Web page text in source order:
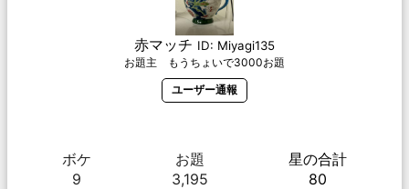
赤マッチ ID: Miyagi135
お題主 もうちょいで3000お題
ユーザー通報
ボケ
9
お題
3,195
星の合計
80